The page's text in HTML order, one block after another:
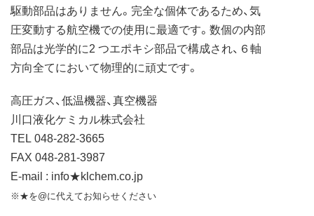
駆動部品はありません。完全な個体であるため、気
圧変動する航空機での使用に最適です。数個の内部
部品は光学的に2 つエポキシ部品で構成され、６軸
方向全てにおいて物理的に頑丈です。
高圧ガス、低温機器、真空機器
川口液化ケミカル株式会社
TEL 048-282-3665
FAX 048-281-3987
E-mail : info★klchem.co.jp
※★を@に代えてお知らせください